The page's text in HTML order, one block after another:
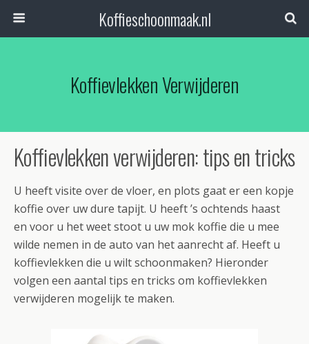
Koffieschoonmaak.nl
Koffievlekken Verwijderen
Koffievlekken verwijderen: tips en tricks
U heeft visite over de vloer, en plots gaat er een kopje
koffie over uw dure tapijt. U heeft ’s ochtends haast
en voor u het weet stoot u uw mok koffie die u mee
wilde nemen in de auto van het aanrecht af. Heeft u
koffievlekken die u wilt schoonmaken? Hieronder
volgen een aantal tips en tricks om koffievlekken
verwijderen mogelijk te maken.